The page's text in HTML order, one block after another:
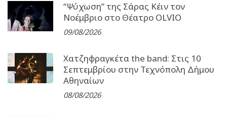
“Ψύχωση” της Σάρας Κέιν τον
Νοέμβριο στο Θέατρο OLVIO
09/08/2026
Χατζηφραγκέτα the band: Στις 10
Σεπτεμβρίου στην Τεχνόπολη Δήμου
Αθηναίων
08/08/2026